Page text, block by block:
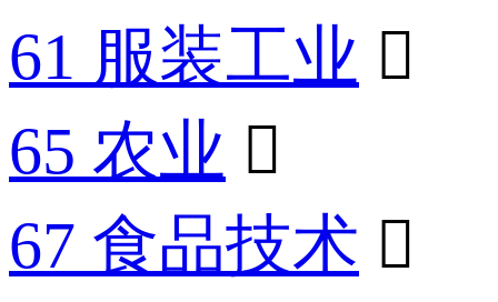
61 服装工业 
65 农业 
67 食品技术 